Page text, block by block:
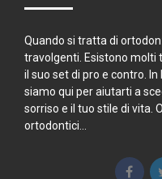
Quando si tratta di
travolgenti. Esistono molti
il suo set di pro e contro.
siamo qui per aiutarti a
sorriso e il tuo stile di vita.
ortodontici...